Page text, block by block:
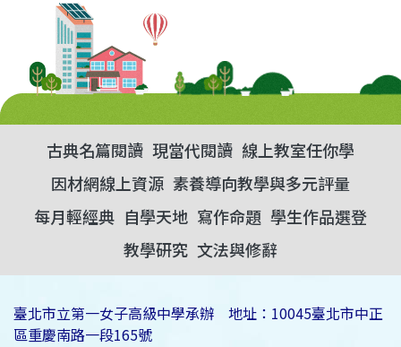
古典名篇閱讀 現當代閱讀 線上教室任你學
因材網線上資源 素養導向教學與多元評量
每月輕經典 自學天地 寫作命題 學生作品選登
教學研究 文法與修辭
臺北市立第一女子高級中學承辦 地址：10045臺北市中正
區重慶南路一段165號